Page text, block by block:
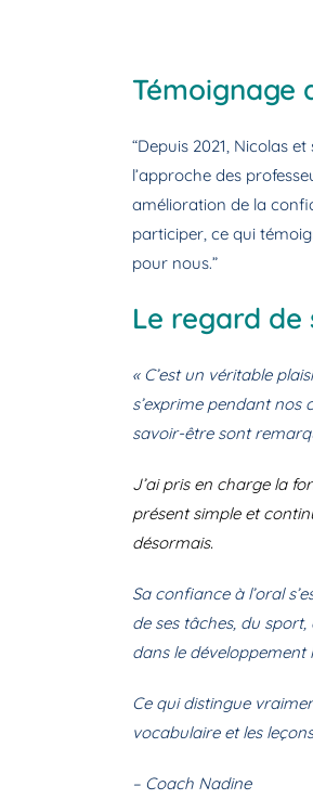
Témoignage
“Depuis 2021, Nicolas
l’approche des
amélioration de la
participer, ce qui
pour nous.”
Le regard de
« C’est un véritable
s’exprime pendant nos
savoir-être sont
J’ai pris en charge la
présent simple et
désormais.
Sa confiance à l’oral
de ses tâches, du
dans le développement
Ce qui distingue
vocabulaire et les
– Coach Nadine